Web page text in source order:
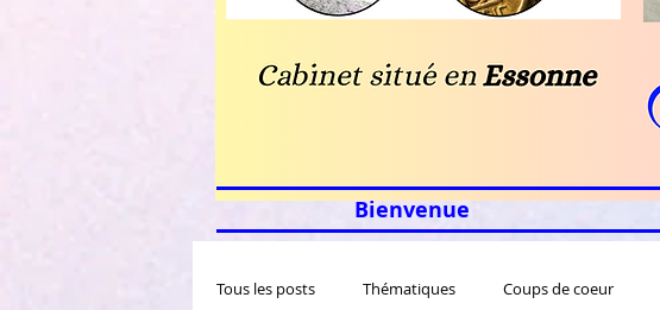
Tous les posts Thématiques Coups de coeur
Bienvenue